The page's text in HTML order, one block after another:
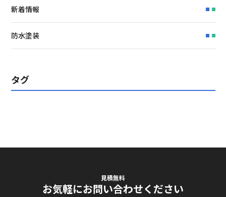
新着情報
防水塗装
タグ
見積無料
お気軽にお問い合わせください